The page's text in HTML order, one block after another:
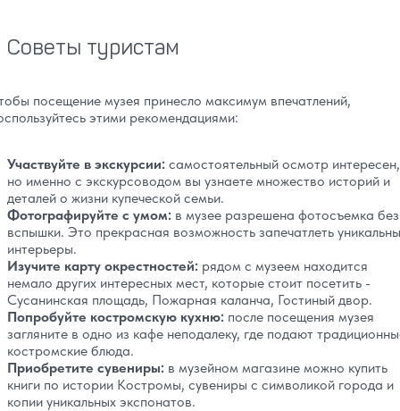
Советы туристам
посещение музея принесло максимум впечатлений,
этими рекомендациями:
Участвуйте в экскурсии: самостоятельный осмотр интересен,
но именно с экскурсоводом вы узнаете множество историй и
деталей о жизни купеческой семьи.
Фотографируйте с умом: в музее разрешена фотосъемка без
вспышки. Это прекрасная возможность запечатлеть
интерьеры.
Изучите карту окрестностей: рядом с музеем находится
немало других интересных мест, которые стоит посетить -
Сусанинская площадь, Пожарная каланча, Гостиный двор.
Попробуйте костромскую кухню: после посещения музея
загляните в одно из кафе неподалеку, где подают
костромские блюда.
Приобретите сувениры: в музейном магазине можно купить
книги по истории Костромы, сувениры с символикой города и
копии уникальных экспонатов.